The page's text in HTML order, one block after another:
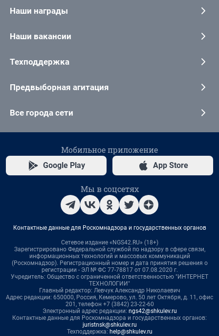
Наши награды
Наши вакансии
Техподдержка
Предвыборная агитация
Все города сети
Мобильное приложение
Google Play App Store
Мы в соцсетях
Контактные данные для Роскомнадзора и государственных органов
Сетевое издание «NGS42.RU» (18+)
Зарегистрировано Федеральной службой по надзору в сфере связи,
информационных технологий и массовых коммуникаций
(Роскомнадзор). Регистрационный номер и дата принятия решения о
регистрации - ЭЛ № ФС 77-78817 от 07.08.2020 г.
Учредитель: Общество с ограниченной ответственностью "ИНТЕРНЕТ
ТЕХНОЛОГИИ"
Главный редактор: Левчук Александр Николаевич
Адрес редакции: 650000, Россия, Кемерово, ул. 50 лет Октября, д. 11, офис
201, телефон +7 (3842) 23-22-60
Электронный адрес редакции: ngs42@shkulev.ru
Контактные данные для Роскомнадзора и государственных органов:
juristnsk@shkulev.ru
Техподдержка: help@shkulev.ru